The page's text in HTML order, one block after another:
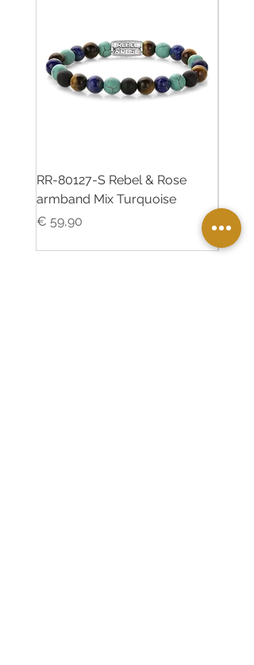
RR-80127-S Rebel & Rose
armband Mix Turquoise
Prijs
€ 59,90
Prijs
€